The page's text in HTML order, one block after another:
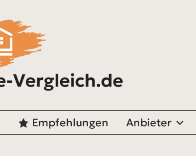
Empfehlungen Anbieter